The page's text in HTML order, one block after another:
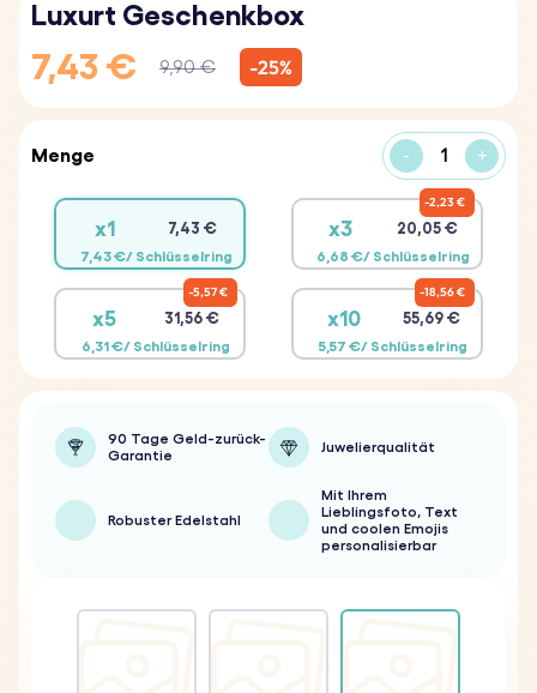
Luxurt Geschenkbox
7,43 € 9,90 € -25%
Menge - +
x1 7,43 €
7,43 €/ Schlüsselring
x3 20,05 €
6,68 €/ Schlüsselring
2,23 €
x5 31,56 €
6,31 €/ Schlüsselring
5,57 €
x10 55,69 €
5,57 €/ Schlüsselring
18,56 €
90 Tage Geld-zurück-
Garantie
Juwelierqualität
Robuster Edelstahl
Mit Ihrem
Lieblingsfoto, Text
und coolen Emojis
personalisierbar